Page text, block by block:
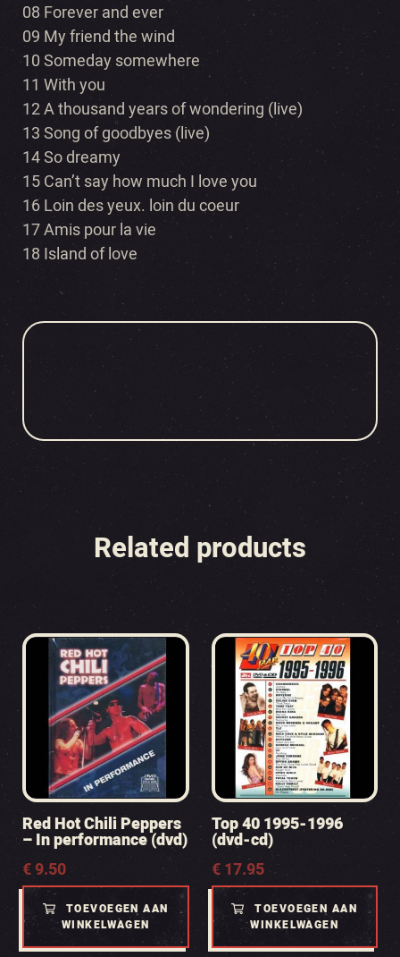
08 Forever and ever
09 My friend the wind
10 Someday somewhere
11 With you
12 A thousand years of wondering (live)
13 Song of goodbyes (live)
14 So dreamy
15 Can’t say how much I love you
16 Loin des yeux. loin du coeur
17 Amis pour la vie
18 Island of love
Related products
Red Hot Chili Peppers
– In performance (dvd)
€9.50
TOEVOEGEN AAN
WINKELWAGEN
Top 40 1995-1996
(dvd-cd)
€17.95
TOEVOEGEN AAN
WINKELWAGEN